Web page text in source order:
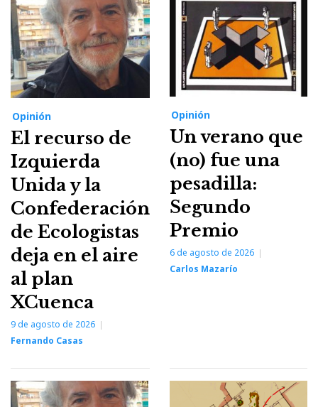
Opinión
El recurso de
Izquierda
Unida y la
Confederación
de Ecologistas
deja en el aire
al plan
XCuenca
9 de agosto de 2026
Fernando Casas
Opinión
Un verano que
(no) fue una
pesadilla:
Segundo
Premio
6 de agosto de 2026
Carlos Mazarío